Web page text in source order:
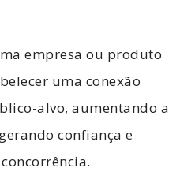
empresa ou produto
uma conexão
alvo, aumentando a
confiança e